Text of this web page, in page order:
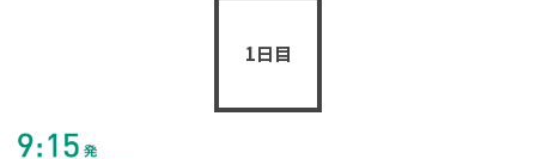
1日目